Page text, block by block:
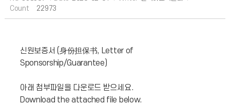
Count
22973
신원보증서 (身份担保书, Letter of
Sponsorship/Guarantee)
아래 첨부파일을 다운로드 받으세요.
Download the attached file below.